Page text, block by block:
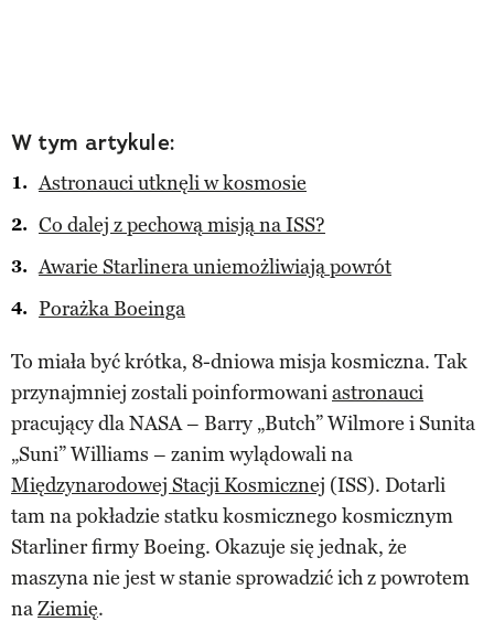
W tym artykule:
Astronauci utknęli w kosmosie
Co dalej z pechową misją na ISS?
Awarie Starlinera uniemożliwiają powrót
Porażka Boeinga
To miała być krótka, 8-dniowa misja kosmiczna. Tak
przynajmniej zostali poinformowaniastronauci
pracujący dla NASA – Barry „Butch” Wilmore i Sunita
„Suni” Williams – zanim wylądowali na
Międzynarodowej Stacji Kosmicznej (ISS). Dotarli
tam na pokładzie statku kosmicznego kosmicznym
Starliner firmy Boeing. Okazuje się jednak, że
maszyna nie jest w stanie sprowadzić ich z powrotem
naZiemię.